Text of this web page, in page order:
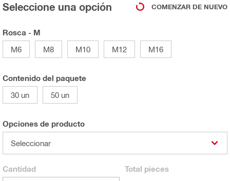
Seleccione una opción COMENZAR DE NUEVO
Rosca - M
M6
M8 M10 M12 M16
Contenido del paquete
30 un
50 un
Opciones de producto
Seleccionar
Cantidad Total pieces